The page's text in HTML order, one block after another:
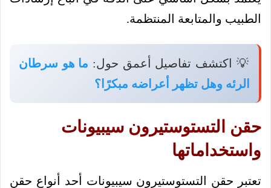
الطبيب والمتابعة المنتظمة.
💡 اكتشف تفاصيل أعمق حول: ما هو سرطان
الرئه وهل تظهر أعراضه مبكرًا؟
حقن التستوستيرون سيبيونات
واستخداماتها
تعتبر حقن التستوستيرون سيبيونات أحد أنواع حقن